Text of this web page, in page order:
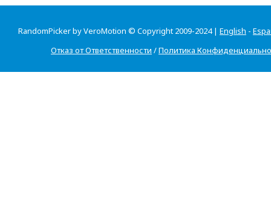
RandomPicker by VeroMotion © Copyright 2009-2024 | English -
Отказ от Ответственности /Политика